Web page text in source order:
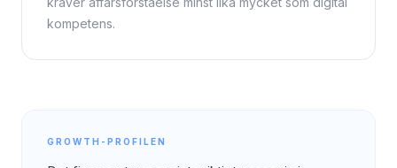
kompetens.
GROWTH-PROFILEN